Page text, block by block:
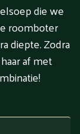
die we
roomboter
diepte. Zodra
af met